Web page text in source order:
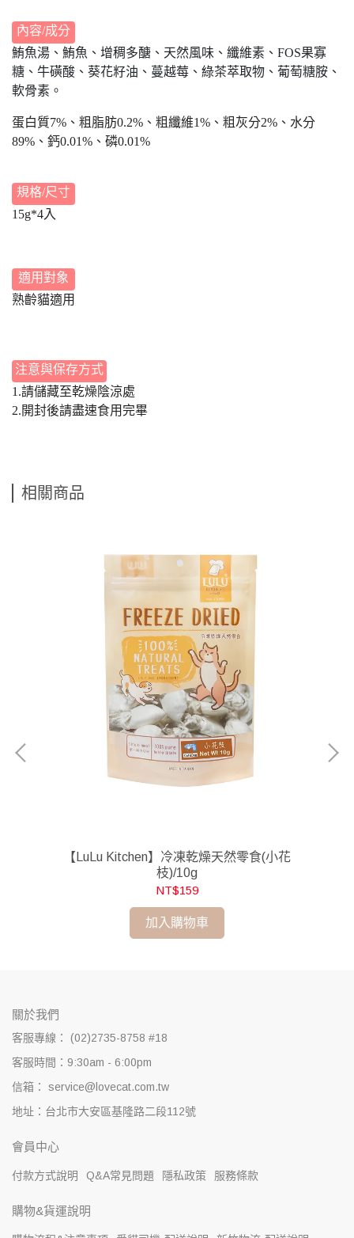
內容/成分
鮪魚湯、鮪魚、增稠多醣、天然風味、纖維素、FOS果寡
糖、牛磺酸、葵花籽油、蔓越莓、綠茶萃取物、葡萄糖胺、
軟骨素。
蛋白質7%、粗脂肪0.2%、粗纖維1%、粗灰分2%、水分
89%、鈣0.01%、磷0.01%
規格/尺寸
15g*4入
適用對象
熟齡貓適用
注意與保存方式
1.請儲藏至乾燥陰涼處
2.開封後請盡速食用完畢
相關商品
【LuLu Kitchen】冷凍乾燥天然零食(小花
枝)/10g
NT$159
加入購物車
關於我們
客服專線： (02)2735-8758 #18
客服時間：9:30am - 6:00pm
信箱： service@lovecat.com.tw
地址：台北市大安區基隆路二段112號
會員中心
付款方式說明 Q&A常見問題 隱私政策 服務條款
購物&貨運說明